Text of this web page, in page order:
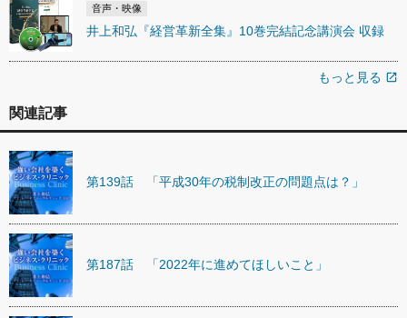
音声・映像
井上和弘『経営革新全集』10巻完結記念講演会 収録
もっと見る open_in_new
関連記事
第139話 「平成30年の税制改正の問題点は？」
第187話 「2022年に進めてほしいこと」